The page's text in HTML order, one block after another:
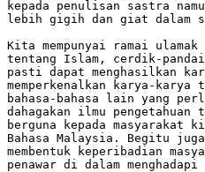
kepada penulisan sastra
lebih gigih dan giat dalam
Kita mempunyai ramai ulamak
tentang Islam, cerdik-pandai
pasti dapat menghasilkan
memperkenalkan karya-karya
bahasa-bahasa lain yang
dahagakan ilmu pengetahuan
berguna kepada masyarakat
Bahasa Malaysia. Begitu
membentuk keperibadian
penawar di dalam